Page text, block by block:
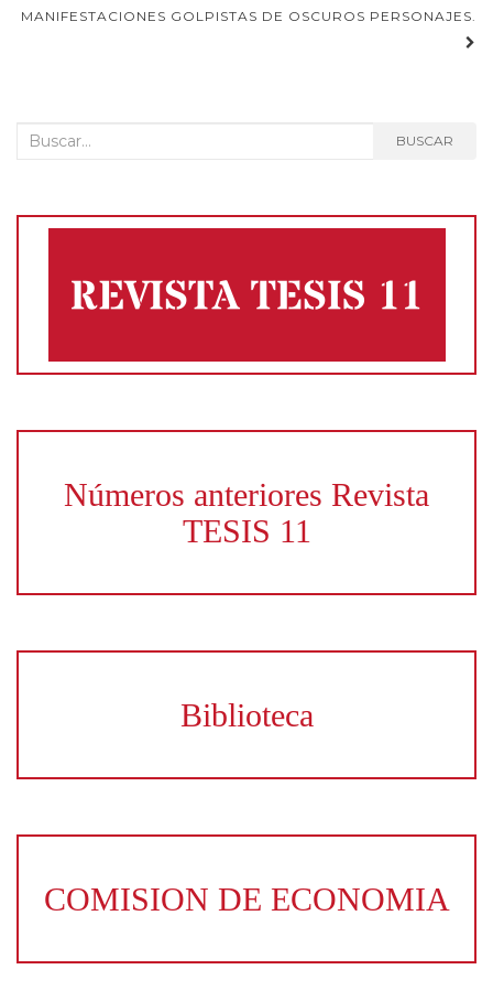
MANIFESTACIONES GOLPISTAS DE OSCUROS PERSONAJES.
Buscar: BUSCAR
Números anteriores Revista
TESIS 11
Biblioteca
COMISION DE ECONOMIA